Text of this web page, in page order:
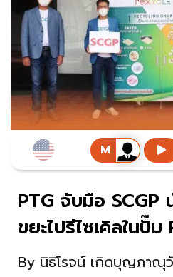
PTG จับมือ
ขยะไปรีไซเคิลในปั๊
By นิธิโรจน์ เกิดบุญภา